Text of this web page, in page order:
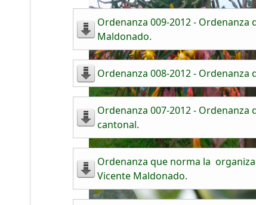
Ordenanza 009-2012 -
Maldonado.
Ordenanza 008-2012 -
Ordenanza 007-2012 -
cantonal.
Ordenanza que norma la
Vicente Maldonado.